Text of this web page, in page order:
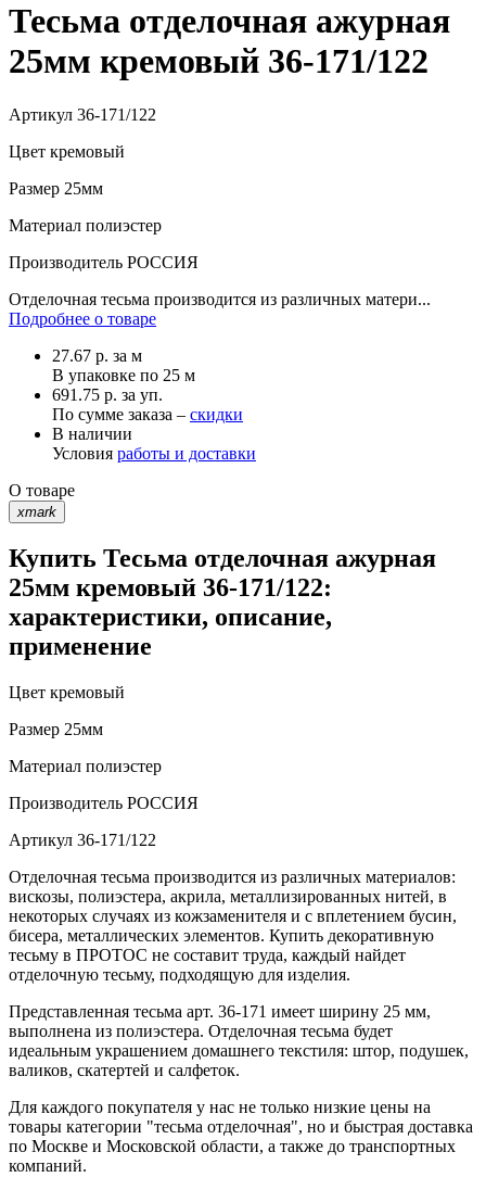
Тесьма отделочная ажурная
25мм кремовый 36-171/122
Артикул 36-171/122
Цвет кремовый
Размер 25мм
Материал полиэстер
Производитель РОССИЯ
Отделочная тесьма производится из различных матери...
Подробнее о товаре
27.67 р. за м
В упаковке по 25 м
691.75 р. за уп.
По сумме заказа – скидки
В наличии
Условия работы и доставки
О товаре
xmark
Купить Тесьма отделочная ажурная
25мм кремовый 36-171/122:
характеристики, описание,
применение
Цвет кремовый
Размер 25мм
Материал полиэстер
Производитель РОССИЯ
Артикул 36-171/122
Отделочная тесьма производится из различных материалов:
вискозы, полиэстера, акрила, металлизированных нитей, в
некоторых случаях из кожзаменителя и с вплетением бусин,
бисера, металлических элементов. Купить декоративную
тесьму в ПРОТОС не составит труда, каждый найдет
отделочную тесьму, подходящую для изделия.
Представленная тесьма арт. 36-171 имеет ширину 25 мм,
выполнена из полиэстера. Отделочная тесьма будет
идеальным украшением домашнего текстиля: штор, подушек,
валиков, скатертей и салфеток.
Для каждого покупателя у нас не только низкие цены на
товары категории "тесьма отделочная", но и быстрая доставка
по Москве и Московской области, а также до транспортных
компаний.